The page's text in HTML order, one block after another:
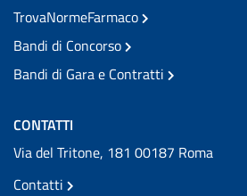
TrovaNormeFarmaco
Bandi di Concorso
Bandi di Gara e Contratti
CONTATTI
Via del Tritone, 181 00187 Roma
Contatti